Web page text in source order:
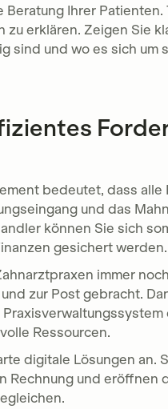
Beratung Ihrer
erklären. Zeigen Sie
sind und wo es sich um
bedeutet, dass alle
und das
können Sie sich
gesichert werden.
immer
zur Post gebracht.
Ressourcen.
digitale Lösungen an.
Rechnung und eröffnen